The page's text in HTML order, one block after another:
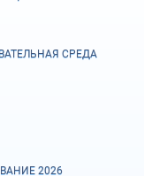
СРЕДА
2026